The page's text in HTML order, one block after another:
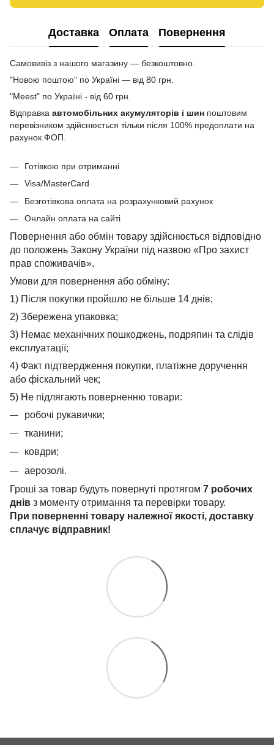
Доставка Оплата Повернення
Самовивіз з нашого магазину — безкоштовно.
"Новою поштою" по Україні — від 80 грн.
"Meest" по Україні - від 60 грн.
Відправка автомобільних акумуляторів і шин поштовим
перевізником здійснюється тільки після 100% предоплати на
рахунок ФОП.
Готівкою при отриманні
Visa/MasterCard
Безготівкова оплата на розрахунковий рахунок
Онлайн оплата на сайті
Повернення або обмін товару здійснюється відповідно
до положень Закону України під назвою «Про захист
прав споживачів».
Умови для повернення або обміну:
1) Після покупки пройшло не більше 14 днів;
2) Збережена упаковка;
3) Немає механічних пошкоджень, подряпин та слідів
експлуатації;
4) Факт підтвердження покупки, платіжне доручення
або фіскальний чек;
5) Не підлягають поверненню товари:
робочі рукавички;
тканини;
ковдри;
аерозолі.
Гроші за товар будуть повернуті протягом 7 робочих
днів з моменту отримання та перевірки товару.
При поверненні товару належної якості, доставку
сплачує відправник!